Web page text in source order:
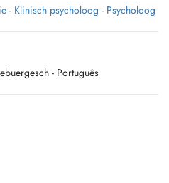
- Klinisch psycholoog - Psycholoog
- Português